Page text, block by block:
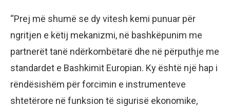
“Prej më shumë se dy vitesh kemi punuar për
ngritjen e këtij mekanizmi, në bashkëpunim me
partnerët tanë ndërkombëtarë dhe në përputhje me
standardet e Bashkimit Europian. Ky është një hap i
rëndësishëm për forcimin e instrumenteve
shtetërore në funksion të sigurisë ekonomike,